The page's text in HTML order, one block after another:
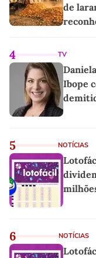
de
4 TV
Ibope
5 NOTÍCIAS
6 NOTÍCIAS